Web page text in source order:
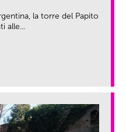
la torre del Papito
alle...